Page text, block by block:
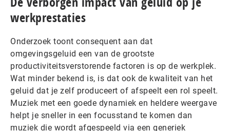
werkprestaties
Onderzoek toont consequent aan dat
omgevingsgeluid een van de grootste
productiviteitsverstorende factoren is op de werkplek.
Wat minder bekend is, is dat ook de kwaliteit van het
geluid dat je zelf produceert of afspeelt een rol speelt.
Muziek met een goede dynamiek en heldere weergave
helpt je sneller in een focusstand te komen dan
muziek die wordt afgespeeld via een generiek